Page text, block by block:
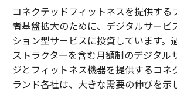
コネクテッドフィットネスを提供する
者基盤拡大のために、デジタルサービ
ション型サービスに投資しています。
ストラクターを含む月額制のデジタル
ジとフィットネス機器を提供するコネ
ランド各社は、大きな需要の伸びを示